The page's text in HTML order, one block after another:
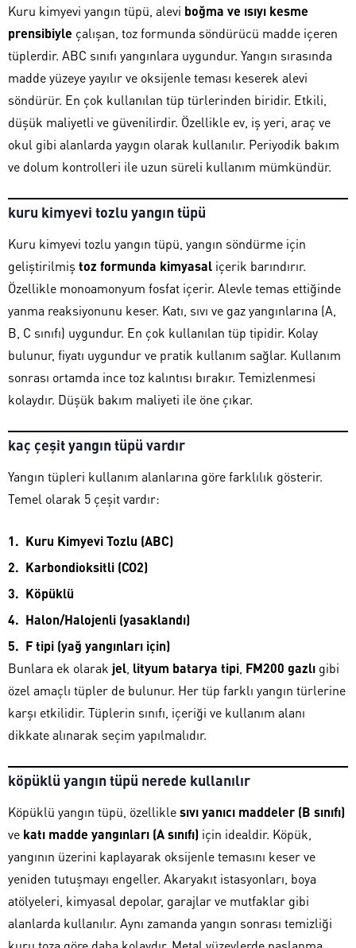
Kuru kimyevi yangın tüpü, alevi boğma ve ısıyı kesme
prensibiyle çalışan, toz formunda söndürücü madde içeren
tüplerdir. ABC sınıfı yangınlara uygundur. Yangın sırasında
madde yüzeye yayılır ve oksijenle teması keserek alevi
söndürür. En çok kullanılan tüp türlerinden biridir. Etkili,
düşük maliyetli ve güvenilirdir. Özellikle ev, iş yeri, araç ve
okul gibi alanlarda yaygın olarak kullanılır. Periyodik bakım
ve dolum kontrolleri ile uzun süreli kullanım mümkündür.
kuru kimyevi tozlu yangın tüpü
Kuru kimyevi tozlu yangın tüpü, yangın söndürme için
geliştirilmiş toz formunda kimyasal içerik barındırır.
Özellikle monoamonyum fosfat içerir. Alevle temas ettiğinde
yanma reaksiyonunu keser. Katı, sıvı ve gaz yangınlarına (A,
B, C sınıfı) uygundur. En çok kullanılan tüp tipidir. Kolay
bulunur, fiyatı uygundur ve pratik kullanım sağlar. Kullanım
sonrası ortamda ince toz kalıntısı bırakır. Temizlenmesi
kolaydır. Düşük bakım maliyeti ile öne çıkar.
kaç çeşit yangın tüpü vardır
Yangın tüpleri kullanım alanlarına göre farklılık gösterir.
Temel olarak 5 çeşit vardır:
Kuru Kimyevi Tozlu (ABC)
Karbondioksitli (CO2)
Köpüklü
Halon/Halojenli (yasaklandı)
F tipi (yağ yangınları için)
Bunlara ek olarak jel lityum batarya tipi FM200 gazlı gibi
özel amaçlı tüpler de bulunur. Her tüp farklı yangın türlerine
karşı etkilidir. Tüplerin sınıfı, içeriği ve kullanım alanı
dikkate alınarak seçim yapılmalıdır.
köpüklü yangın tüpü nerede kullanılır
Köpüklü yangın tüpü, özelliklesıvı yanıcı maddeler (B sınıfı)
ve katı madde yangınları (A sınıfı) için idealdir. Köpük,
yangının üzerini kaplayarak oksijenle temasını keser ve
yeniden tutuşmayı engeller. Akaryakıt istasyonları, boya
atölyeleri, kimyasal depolar, garajlar ve mutfaklar gibi
alanlarda kullanılır. Aynı zamanda yangın sonrası temizliği